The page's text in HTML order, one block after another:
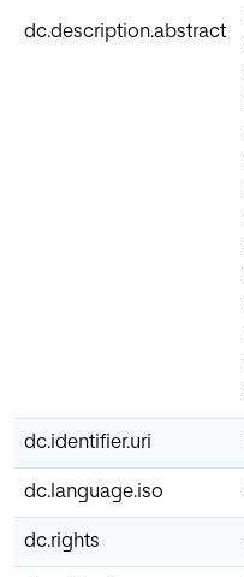
dc.description.abstract
dc.identifier.uri
dc.language.iso
dc.rights